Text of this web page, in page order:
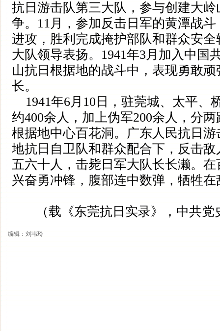
抗日游击队第三大队，参与创建大
争。11月，参加反击日军的黄潭战
进攻，胜利完成掩护部队和群众安
大队领导表扬。1941年3月加入中国
山抗日根据地的战斗中，表现勇敢
长。
1941年6月10日，驻莞城、太平、
约400余人，加上伪军200余人，分
根据地中心百花洞。广东人民抗日
地抗日自卫队和群众配合下，反击
五六十人，击毙日军大队长长濑。
兴奋勇冲锋，腹部连中数弹，牺牲
（载《东莞抗日实录》，中共
编辑：刘韦玲